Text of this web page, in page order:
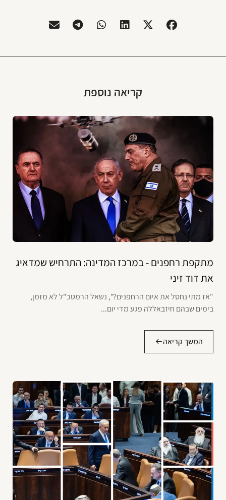
קריאה נוספת
מתקפת רחפנים - במרכז המדינה: התרחיש שמדאיג
את דוד זיני
"אז מתי נחסל את איום הרחפנים?", נשאל הרמטכ"ל לא מזמן,
בימים שבהם חיזבאללה פגע מדי יום...
המשך קריאה